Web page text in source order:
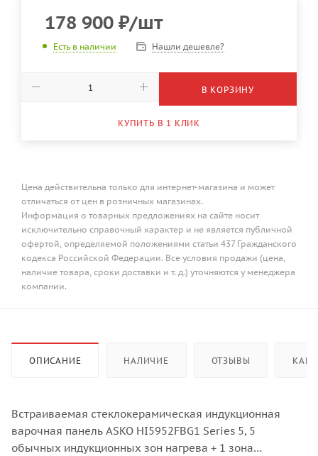
178 900 ₽/шт
Есть в наличии Нашли дешевле?
В КОРЗИНУ
КУПИТЬ В 1 КЛИК
Цена действительна только для интернет-магазина и может
отличаться от цен в розничных магазинах.
Информация о товарных предложениях на сайте носит
исключительно справочный характер и не является публичной
офертой, определяемой положениями статьи 437 Гражданского
кодекса Российской Федерации. Все условия продажи (цена,
наличие товара, сроки доставки и т. д.) уточняются у менеджера
компании.
ОПИСАНИЕ НАЛИЧИЕ ОТЗЫВЫ КАК
Встраиваемая стеклокерамическая индукционная
варочная панель ASKO HI5952FBG1 Series 5, 5
обычных индукционных зон нагрева + 1 зона